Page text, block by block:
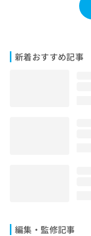
新着おすすめ記事
編集・監修記事
せ